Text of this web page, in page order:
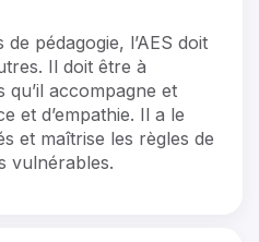
pédagogie, l’AES doit
Il doit être à
qu’il accompagne et
et d’empathie. Il a le
et maîtrise les règles de
vulnérables.